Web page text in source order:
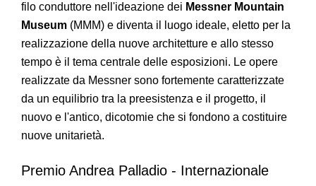
filo conduttore nell'ideazione dei Messner Mountain
Museum (MMM) e diventa il luogo ideale, eletto per la
realizzazione della nuove architetture e allo stesso
tempo è il tema centrale delle esposizioni. Le opere
realizzate da Messner sono fortemente caratterizzate
da un equilibrio tra la preesistenza e il progetto, il
nuovo e l'antico, dicotomie che si fondono a costituire
nuove unitarietà.
Premio Andrea Palladio - Internazionale